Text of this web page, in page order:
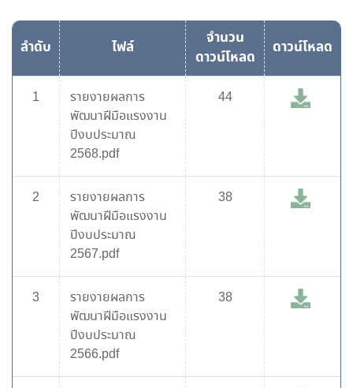
ลำดับ ไฟล์
จำนวน
ดาวน์โหลด
ดาวน์โหลด
1
รายงายผลการ
พัฒนาฝีมือแรงงาน
ปีงบประมาณ
2568.pdf
44
2
รายงายผลการ
พัฒนาฝีมือแรงงาน
ปีงบประมาณ
2567.pdf
38
3
รายงายผลการ
พัฒนาฝีมือแรงงาน
ปีงบประมาณ
2566.pdf
38